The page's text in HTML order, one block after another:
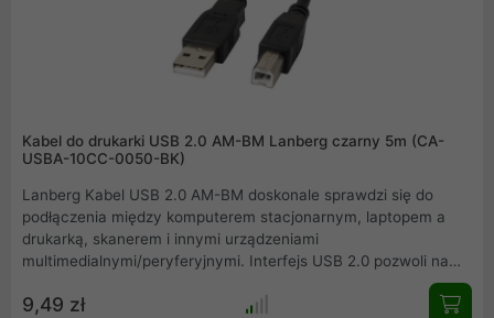
Kabel do drukarki USB 2.0 AM-BM Lanberg czarny 5m (CA-
USBA-10CC-0050-BK)
Lanberg Kabel USB 2.0 AM-BM doskonale sprawdzi się do
podłączenia między komputerem stacjonarnym, laptopem a
drukarką, skanerem i innymi urządzeniami
multimedialnymi/peryferyjnymi. Interfejs USB 2.0 pozwoli na
uzyskanie transferów na poziomie do 480 Mbps. Przewód
zapewnia szybki, stabilny i nieprzerwany sygnał.
9,49 zł